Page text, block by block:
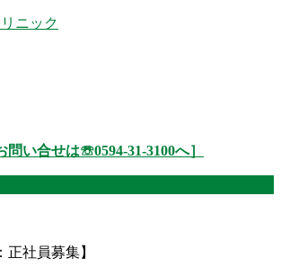
問い合せは☏0594-31-3100へ］
正社員募集】